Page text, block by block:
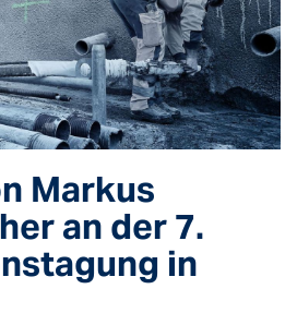
Markus
an der 7.
in